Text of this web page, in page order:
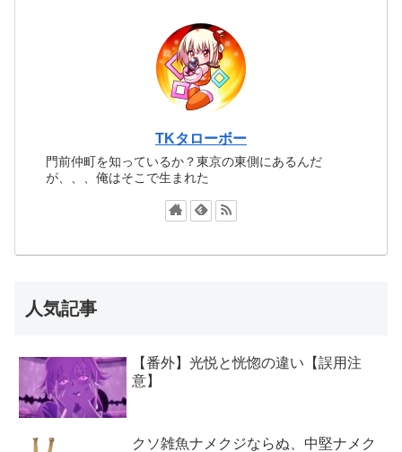
TKタローボー
門前仲町を知っているか？東京の東側にあるんだ
が、、、俺はそこで生まれた
人気記事
【番外】光悦と恍惚の違い【誤用注
意】
クソ雑魚ナメクジならぬ、中堅ナメク